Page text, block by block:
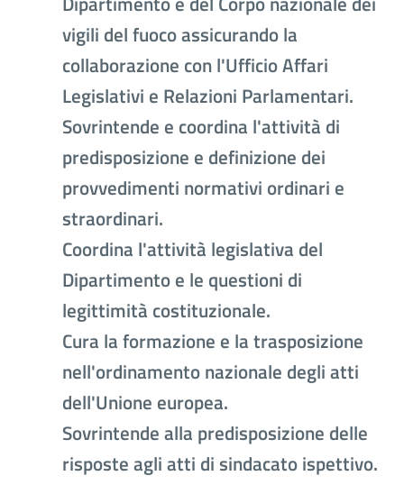
vigili del fuoco assicurando la
collaborazione con l'Ufficio Affari
Legislativi e Relazioni Parlamentari.
Sovrintende e coordina l'attività di
predisposizione e definizione dei
provvedimenti normativi ordinari e
straordinari.
Coordina l'attività legislativa del
Dipartimento e le questioni di
legittimità costituzionale.
Cura la formazione e la trasposizione
nell'ordinamento nazionale degli atti
dell'Unione europea.
Sovrintende alla predisposizione delle
risposte agli atti di sindacato ispettivo.